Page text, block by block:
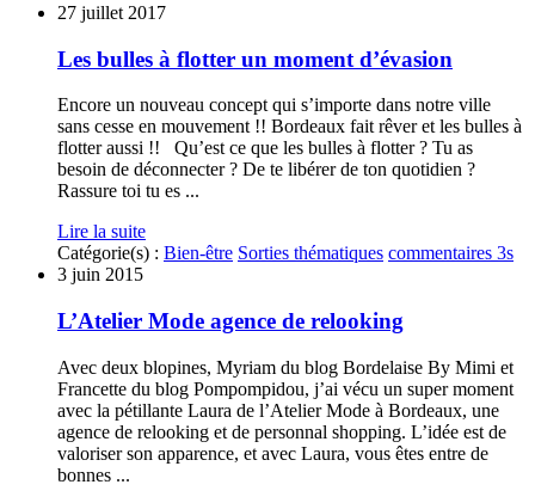
27 juillet 2017
Les bulles à flotter un moment d’évasion
Encore un nouveau concept qui s’importe dans notre ville
sans cesse en mouvement !! Bordeaux fait rêver et les bulles à
flotter aussi !! Qu’est ce que les bulles à flotter ? Tu as
besoin de déconnecter ? De te libérer de ton quotidien ?
Rassure toi tu es ...
Lire la suite
Catégorie(s) : Bien-être Sorties thématiques commentaires 3s
3 juin 2015
L’Atelier Mode agence de relooking
Avec deux blopines, Myriam du blog Bordelaise By Mimi et
Francette du blog Pompompidou, j’ai vécu un super moment
avec la pétillante Laura de l’Atelier Mode à Bordeaux, une
agence de relooking et de personnal shopping. L’idée est de
valoriser son apparence, et avec Laura, vous êtes entre de
bonnes ...